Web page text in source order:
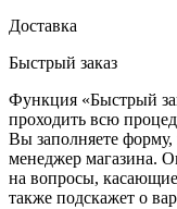
Доставка
Быстрый заказ
Функция «Быстрый
проходить всю
Вы заполняете форму,
менеджер магазина.
на вопросы,
также подскажет о